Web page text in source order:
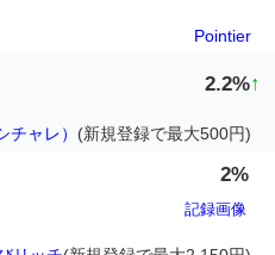
Pointier
2.2%↑
ャレ） (新規登録で最大500円)
2%
記録画像